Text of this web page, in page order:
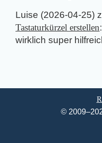
Luise (2026-04-25)
Tastaturkürzel erstellen
wirklich super
©